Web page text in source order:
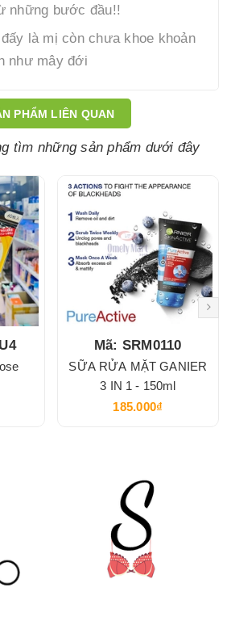
những bước đầu!!
là mị còn chưa khoe khoản
như mây đới
PHẨM LIÊN QUAN
tìm những sản phẩm dưới đây
Mã: SRM0110
SỮA RỬA MẶT GANIER
3 IN 1 - 150ml
185.000₫